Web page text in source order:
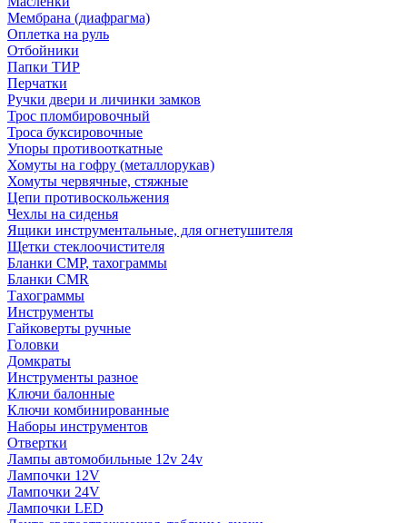
Мембрана (диафрагма)
Оплетка на руль
Отбойники
Папки ТИР
Перчатки
Ручки двери и личинки замков
Трос пломбировочный
Троса буксировочные
Упоры противооткатные
Хомуты на гофру (металлорукав)
Хомуты червячные, стяжные
Цепи противоскольжения
Чехлы на сиденья
Ящики инструментальные, для огнетушителя
Щетки стеклоочистителя
Бланки СМР, тахограммы
Бланки CMR
Тахограммы
Инструменты
Гайковерты ручные
Головки
Домкраты
Инструменты разное
Ключи балонные
Ключи комбинированные
Наборы инструментов
Отвертки
Лампы автомобильные 12v 24v
Лампочки 12V
Лампочки 24V
Лампочки LED